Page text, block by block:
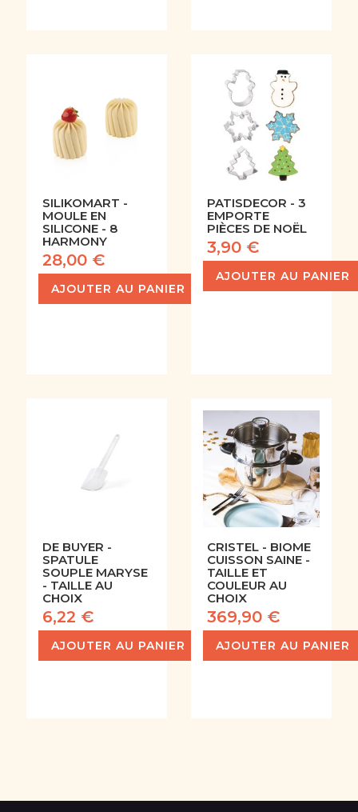
SILIKOMART -
MOULE EN
SILICONE - 8
HARMONY
28,00 €
AJOUTER AU PANIER
PATISDECOR - 3
EMPORTE
PIÈCES DE NOËL
3,90 €
AJOUTER AU PANIER
DE BUYER -
SPATULE
SOUPLE MARYSE
- TAILLE AU
CHOIX
6,22 €
AJOUTER AU PANIER
CRISTEL - BIOME
CUISSON SAINE -
TAILLE ET
COULEUR AU
CHOIX
369,90 €
AJOUTER AU PANIER